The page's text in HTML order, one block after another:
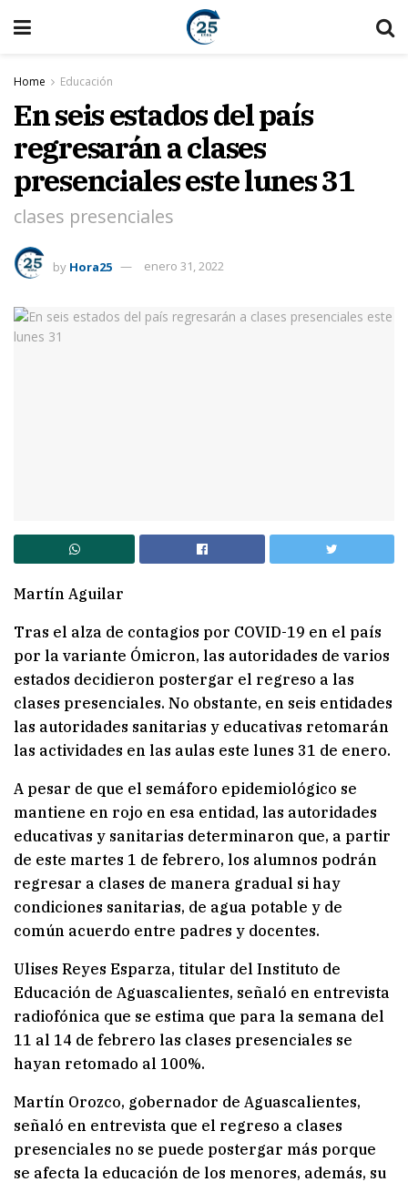
Home Educación
En seis estados del país
regresarán a clases
presenciales este lunes 31
clases presenciales
by Hora25 enero 31, 2022
Martín Aguilar
Tras el alza de contagios por COVID-19 en el país
por la variante Ómicron, las autoridades de varios
estados decidieron postergar el regreso a las
clases presenciales. No obstante, en seis entidades
las autoridades sanitarias y educativas retomarán
las actividades en las aulas este lunes 31 de enero.
A pesar de que el semáforo epidemiológico se
mantiene en rojo en esa entidad, las autoridades
educativas y sanitarias determinaron que, a partir
de este martes 1 de febrero, los alumnos podrán
regresar a clases de manera gradual si hay
condiciones sanitarias, de agua potable y de
común acuerdo entre padres y docentes.
Ulises Reyes Esparza, titular del Instituto de
Educación de Aguascalientes, señaló en entrevista
radiofónica que se estima que para la semana del
11 al 14 de febrero las clases presenciales se
hayan retomado al 100%.
Martín Orozco, gobernador de Aguascalientes,
señaló en entrevista que el regreso a clases
presenciales no se puede postergar más porque
se afecta la educación de los menores, además, su